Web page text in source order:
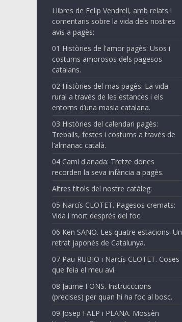
Llibres de Felip Vendrell, amb relats i
comentaris sobre la vida dels nostres
avis a pagès:
01 Històries de l'amor pagès: Usos i
costums amorosos dels pagesos
catalans.
02 Històries del mas pagès: La vida
rural a través de les estances i els
entorns d’una masia catalana.
03 Històries del calendari pagès:
Treballs, festes i costums a través de
l’almanac català.
04 Camí d'anada: Tretze dones
recorden la seva infància a pagès.
Altres títols del nostre catàleg:
05 Narcís CLOTET. Pagesos cremats:
Vida i mort després del foc.
06 Ken SANO. Les quatre estacions: Un
retrat japonès de Catalunya.
07 Pau RUBIO i Narcís CLOTET. Coses
que feia el meu avi.
08 Jaume FONS. Instrucccions
(precises) per quan hi ha foc al bosc.
09 Josep FALP i PLANA. Mossèn